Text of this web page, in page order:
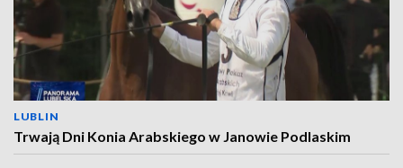
LUBLIN
Trwają Dni Konia Arabskiego w Janowie Podlaskim